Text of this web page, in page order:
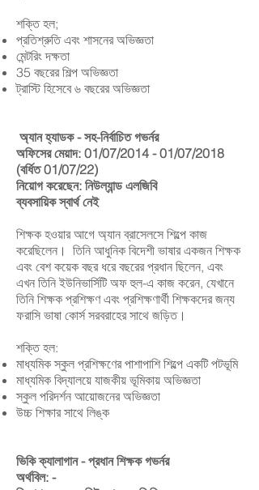
শক্তি হল;
প্রতিশ্রুতি এবং শাসনের অভিজ্ঞতা
মেন্টরিং দক্ষতা
35 বছরের শিল্প অভিজ্ঞতা
ট্রাস্টি হিসেবে ৬ বছরের অভিজ্ঞতা
অ্যান হ্যাডক - সহ-নির্বাচিত গভর্নর
অফিসের মেয়াদ: 01/07/2014 - 01/07/2018
(বর্ধিত 01/07/22)
নিয়োগ করেছেন: নিউল্যান্ড এলজিবি
ব্যবসায়িক স্বার্থ নেই
শিক্ষক হওয়ার আগে অ্যান ব্রাসেলসে শিল্পে কাজ
করেছিলেন। তিনি আধুনিক বিদেশী ভাষার একজন শিক্ষক
এবং বেশ কয়েক বছর ধরে বছরের প্রধান ছিলেন, এবং
এখন তিনি ইউনিভার্সিটি অফ হুল-এ কাজ করেন, যেখানে
তিনি শিক্ষক প্রশিক্ষণ এবং প্রশিক্ষণার্থী শিক্ষকদের জন্য
ফরাসি ভাষা কোর্স সরবরাহের সাথে জড়িত।
শক্তি হল:
মাধ্যমিক স্কুল প্রশিক্ষণের পাশাপাশি শিল্পে একটি পটভূমি
মাধ্যমিক বিদ্যালয়ে যাজকীয় ভূমিকায় অভিজ্ঞতা
স্কুল পরিদর্শন আয়োজনের অভিজ্ঞতা
উচ্চ শিক্ষার সাথে লিঙ্ক
ভিকি ক্যালাগান - প্রধান শিক্ষক গভর্নর
অর্থবিল: -